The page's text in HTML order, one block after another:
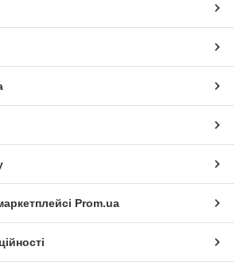
Prom.ua